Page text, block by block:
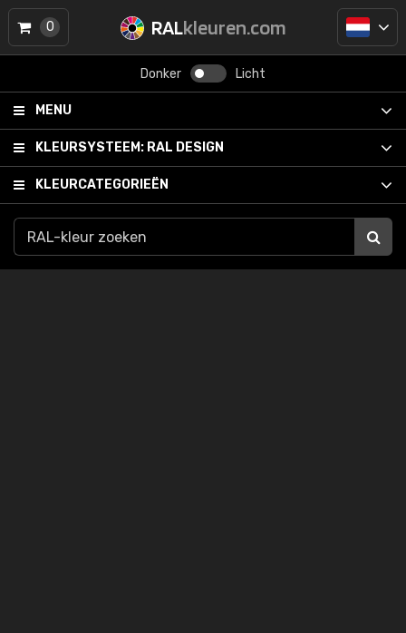
RALkleuren.com
Donker Licht
MENU
KLEURSYSTEEM: RAL DESIGN
KLEURCATEGORIEËN
0